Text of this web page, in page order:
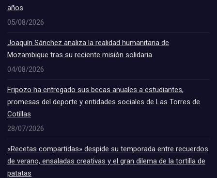
años
05/08/2026
Joaquín Sánchez analiza la realidad humanitaria de
Mozambique tras su reciente misión solidaria
04/08/2026
Fripozo ha entregado sus becas anuales a estudiantes,
promesas del deporte y entidades sociales de Las Torres de
Cotillas
28/07/2026
«Recetas compartidas» despide su temporada entre recuerdos
de verano, ensaladas creativas y el gran dilema de la tortilla de
patatas